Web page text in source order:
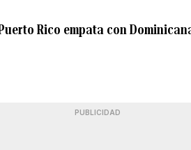
Rico empata con
PUBLICIDAD